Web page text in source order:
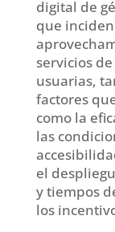
digital de
que
servicios
usuarias,
factores
como la
las
el
y tiempos
los